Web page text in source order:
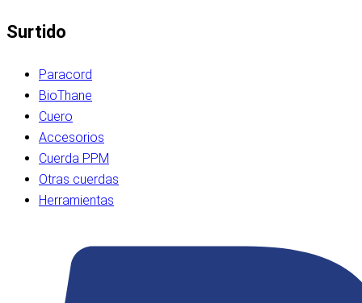
Surtido
Paracord
BioThane
Cuero
Accesorios
Cuerda PPM
Otras cuerdas
Herramientas